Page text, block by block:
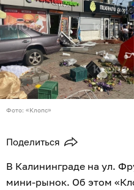
Фото: «Клопс»
Поделиться
В Калининграде на ул.
мини-рынок. Об этом